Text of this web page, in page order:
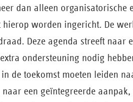
dan alleen organisatorische
worden ingericht. De
Deze agenda streeft naar
ondersteuning nodig
de toekomst moeten leiden
een geïntegreerde